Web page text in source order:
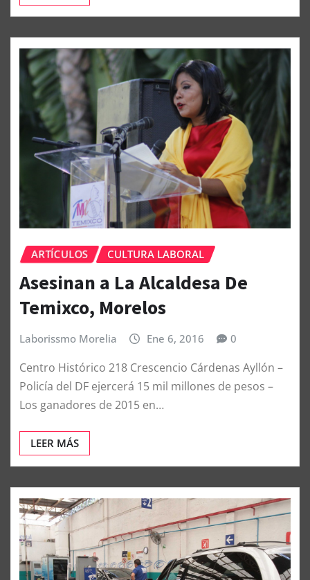
ARTÍCULOS CULTURA LABORAL
Asesinan a La Alcaldesa De
Temixco, Morelos
Laborissmo Morelia Ene 6, 2016 0
Centro Histórico 218 Crescencio Cárdenas Ayllón –
Policía del DF ejercerá 15 mil millones de pesos –
Los ganadores de 2015 en…
LEER MÁS